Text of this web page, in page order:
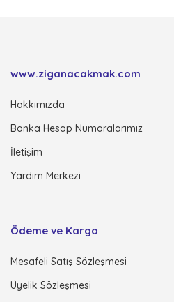
www.ziganacakmak.com
Hakkımızda
Banka Hesap Numaralarımız
İletişim
Yardım Merkezi
Ödeme ve Kargo
Mesafeli Satış Sözleşmesi
Üyelik Sözleşmesi